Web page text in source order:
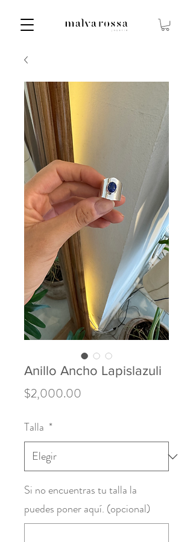
Anillo Ancho Lapislazuli
$2,000.00
Talla *
Si no encuentras tu talla la
puedes poner aquí. (opcional)